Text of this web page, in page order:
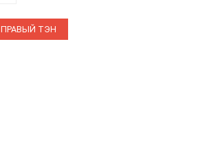
ПРАВЫЙ ТЭН